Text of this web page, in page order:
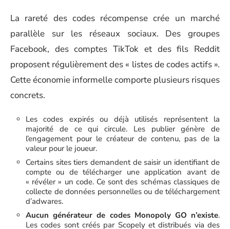
La rareté des codes récompense crée un marché
parallèle sur les réseaux sociaux. Des groupes
Facebook, des comptes TikTok et des fils Reddit
proposent régulièrement des « listes de codes actifs ».
Cette économie informelle comporte plusieurs risques
concrets.
Les codes expirés ou déjà utilisés représentent la
majorité de ce qui circule. Les publier génère de
l’engagement pour le créateur de contenu, pas de la
valeur pour le joueur.
Certains sites tiers demandent de saisir un identifiant de
compte ou de télécharger une application avant de
« révéler » un code. Ce sont des schémas classiques de
collecte de données personnelles ou de téléchargement
d’adwares.
Aucun générateur de codes Monopoly GO n’existe.
Les codes sont créés par Scopely et distribués via des